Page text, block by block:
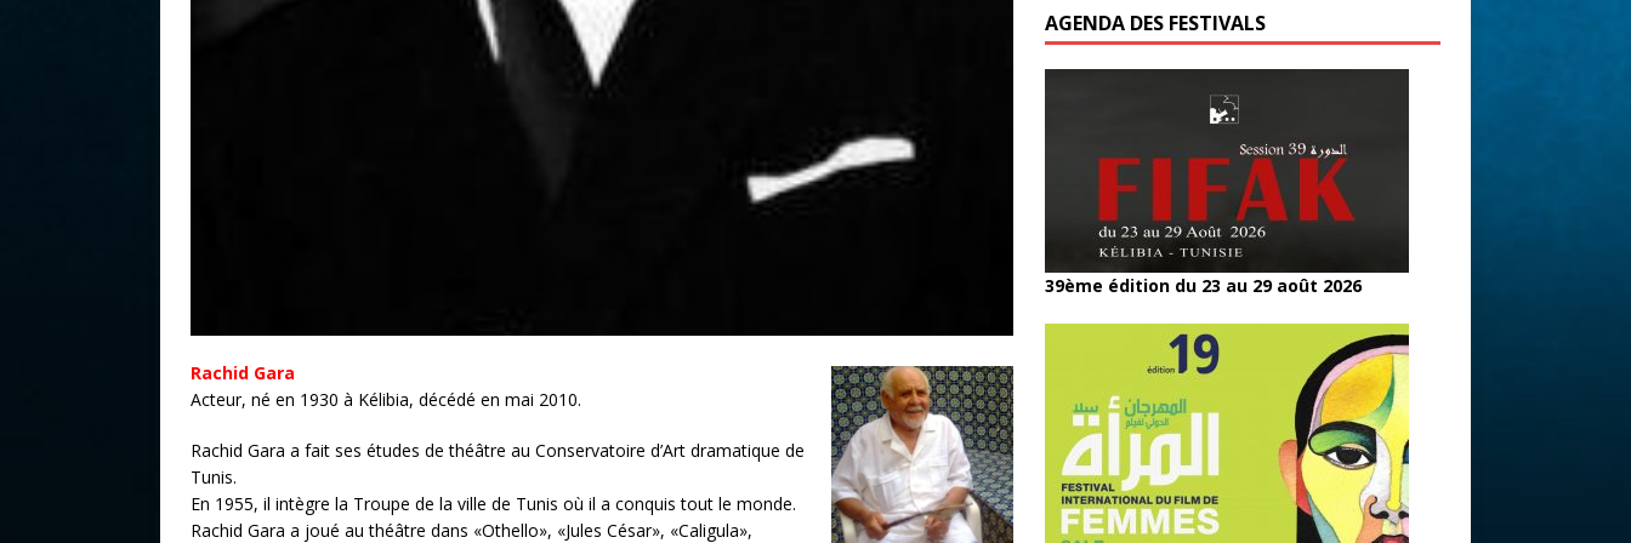
Rachid Gara
Acteur, né en 1930 à Kélibia, décédé en mai 2010.
Rachid Gara a fait ses études de théâtre au Conservatoire d’Art dramatique de
Tunis.
En 1955, il intègre la Troupe de la ville de Tunis où il a conquis tout le monde.
Rachid Gara a joué au théâtre dans «Othello», «Jules César», «Caligula»,
AGENDA DES FESTIVALS
39ème édition du 23 au 29 août 2026